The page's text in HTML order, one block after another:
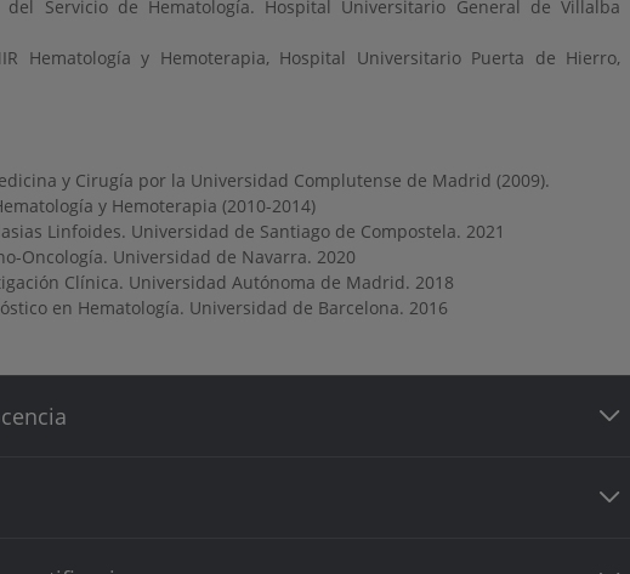
del Servicio de Hematología. Hospital Universitario General de Villalba
Hematología y Hemoterapia, Hospital Universitario Puerta de Hierro,
y Cirugía por la Universidad Complutense de Madrid (2009).
y Hemoterapia (2010-2014)
Linfoides. Universidad de Santiago de Compostela. 2021
Oncología. Universidad de Navarra. 2020
Clínica. Universidad Autónoma de Madrid. 2018
en Hematología. Universidad de Barcelona. 2016